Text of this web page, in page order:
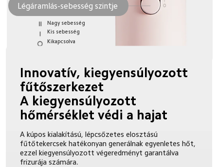
Légáramlás-sebesség szintje
Nagy sebesség
Kis sebesség
Kikapcsolva
Innovatív, kiegyensúlyozott
fűtőszerkezet
A kiegyensúlyozott
hőmérséklet védi a hajat
A kúpos kialakítású, lépcsőzetes elosztású
fűtőtekercsek hatékonyan generálnak egyenletes hőt,
ezzel kiegyensúlyozott végeredményt garantálva
frizurája számára.